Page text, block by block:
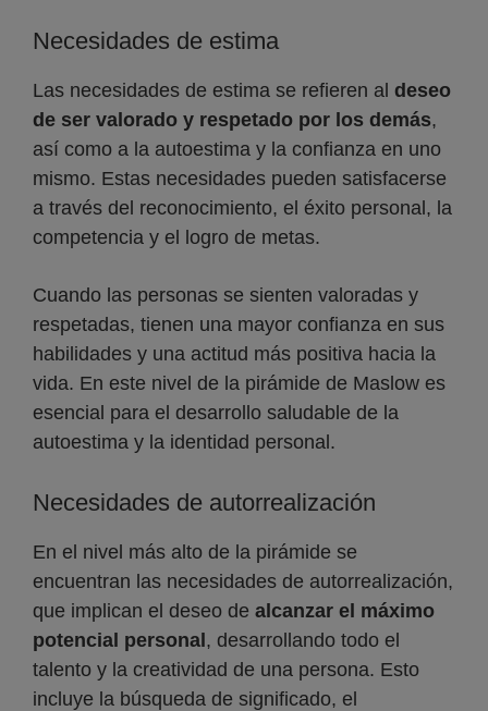
Necesidades de estima
Las necesidades de estima se refieren al deseo
de ser valorado y respetado por los demás,
así como a la autoestima y la confianza en uno
mismo. Estas necesidades pueden satisfacerse
a través del reconocimiento, el éxito personal, la
competencia y el logro de metas.
Cuando las personas se sienten valoradas y
respetadas, tienen una mayor confianza en sus
habilidades y una actitud más positiva hacia la
vida. En este nivel de la pirámide de Maslow es
esencial para el desarrollo saludable de la
autoestima y la identidad personal.
Necesidades de autorrealización
En el nivel más alto de la pirámide se
encuentran las necesidades de autorrealización,
que implican el deseo de alcanzar el máximo
potencial personal , desarrollando todo el
talento y la creatividad de una persona. Esto
incluye la búsqueda de significado, el